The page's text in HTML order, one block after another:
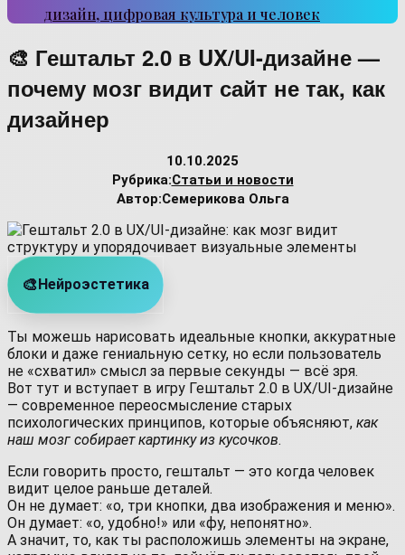
дизайн, цифровая культура и человек
🎨 Гештальт 2.0 в UX/UI-дизайне —
почему мозг видит сайт не так, как
дизайнер
10.10.2025
Рубрика:Статьи и новости
Автор:Семерикова Ольга
🎨 Нейроэстетика
Ты можешь нарисовать идеальные кнопки, аккуратные
блоки и даже гениальную сетку, но если пользователь
не «схватил» смысл за первые секунды — всё зря.
Вот тут и вступает в игру Гештальт 2.0 в UX/UI-дизайне
— современное переосмысление старых
психологических принципов, которые объясняют, как
наш мозг собирает картинку из кусочков.
Если говорить просто, гештальт — это когда человек
видит целое раньше деталей.
Он не думает: «о, три кнопки, два изображения и меню».
Он думает: «о, удобно!» или «фу, непонятно».
А значит, то, как ты расположишь элементы на экране,